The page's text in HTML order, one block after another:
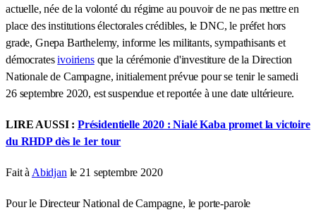
actuelle, née de la volonté du régime au pouvoir de ne pas mettre en
place des institutions électorales crédibles, le DNC, le préfet hors
grade, Gnepa Barthelemy, informe les militants, sympathisants et
démocratesivoiriensque la cérémonie d'investiture de la Direction
Nationale de Campagne, initialement prévue pour se tenir le samedi
26 septembre 2020, est suspendue et reportée à une date ultérieure.
LIRE AUSSI : Présidentielle 2020 : Nialé Kaba promet la victoire
du RHDP dès le 1er tour
Fait à Abidjan le 21 septembre 2020
Pour le Directeur National de Campagne, le porte-parole